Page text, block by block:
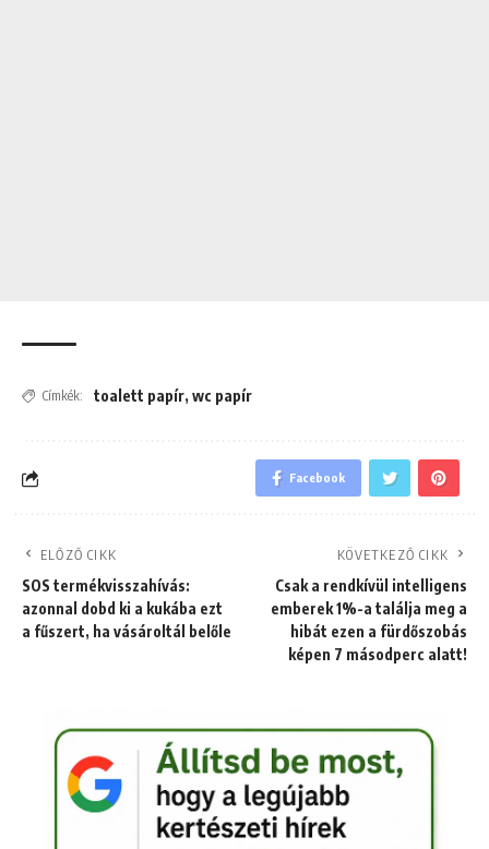
Címkék: toalett papír, wc papír
Facebook
ELŐZŐ CIKK
SOS termékvisszahívás:
azonnal dobd ki a kukába ezt
a fűszert, ha vásároltál belőle
KÖVETKEZŐ CIKK
Csak a rendkívül intelligens
emberek 1%-a találja meg a
hibát ezen a fürdőszobás
képen 7 másodperc alatt!